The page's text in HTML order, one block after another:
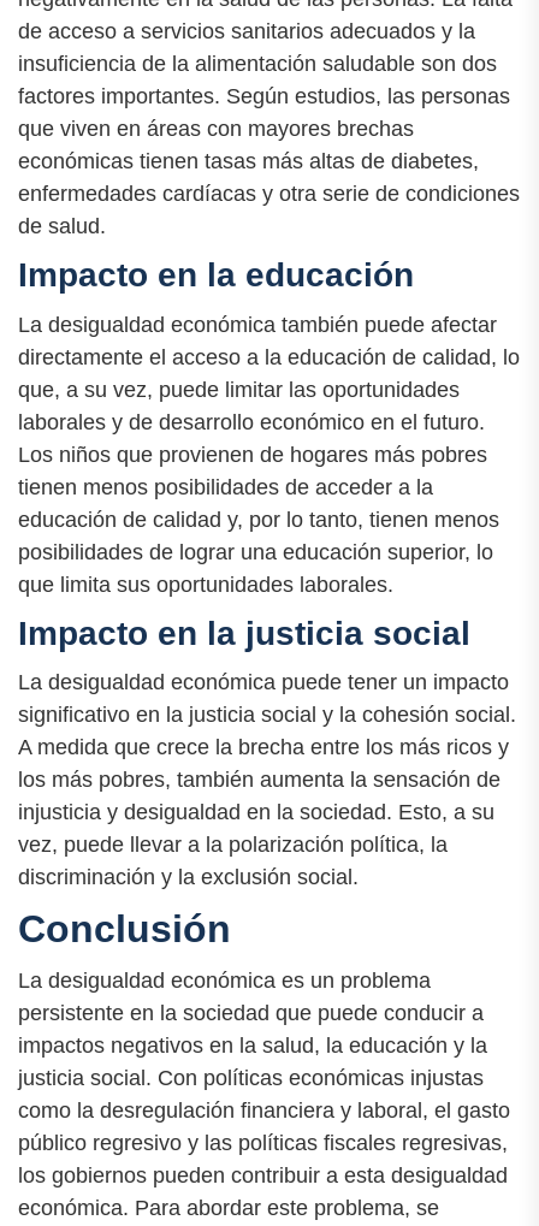
de acceso a servicios sanitarios adecuados y la
insuficiencia de la alimentación saludable son dos
factores importantes. Según estudios, las personas
que viven en áreas con mayores brechas
económicas tienen tasas más altas de diabetes,
enfermedades cardíacas y otra serie de condiciones
de salud.
Impacto en la educación
La desigualdad económica también puede afectar
directamente el acceso a la educación de calidad, lo
que, a su vez, puede limitar las oportunidades
laborales y de desarrollo económico en el futuro.
Los niños que provienen de hogares más pobres
tienen menos posibilidades de acceder a la
educación de calidad y, por lo tanto, tienen menos
posibilidades de lograr una educación superior, lo
que limita sus oportunidades laborales.
Impacto en la justicia social
La desigualdad económica puede tener un impacto
significativo en la justicia social y la cohesión social.
A medida que crece la brecha entre los más ricos y
los más pobres, también aumenta la sensación de
injusticia y desigualdad en la sociedad. Esto, a su
vez, puede llevar a la polarización política, la
discriminación y la exclusión social.
Conclusión
La desigualdad económica es un problema
persistente en la sociedad que puede conducir a
impactos negativos en la salud, la educación y la
justicia social. Con políticas económicas injustas
como la desregulación financiera y laboral, el gasto
público regresivo y las políticas fiscales regresivas,
los gobiernos pueden contribuir a esta desigualdad
económica. Para abordar este problema, se